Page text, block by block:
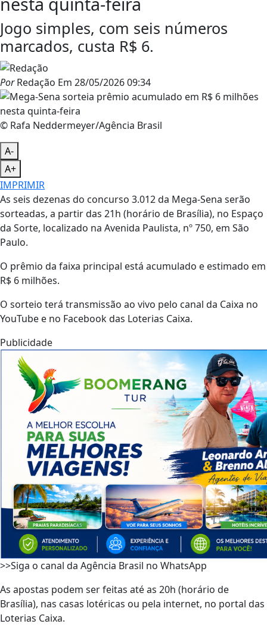
Jogo simples, com seis números
marcados, custa R$ 6.
PorRedação Em 28/05/2026 09:34
© Rafa Neddermeyer/Agência Brasil
A-
A+
IMPRIMIR
As seis dezenas do concurso 3.012 da Mega-Sena serão
sorteadas, a partir das 21h (horário de Brasília), no Espaço
da Sorte, localizado na Avenida Paulista, nº 750, em São
Paulo.
O prêmio da faixa principal está acumulado e estimado em
R$ 6 milhões.
O sorteio terá transmissão ao vivo pelo canal da Caixa no
YouTube e no Facebook das Loterias Caixa.
Publicidade
>>Siga o canal da Agência Brasil no WhatsApp
As apostas podem ser feitas até as 20h (horário de
Brasília), nas casas lotéricas ou pela internet, no portal das
Loterias Caixa.